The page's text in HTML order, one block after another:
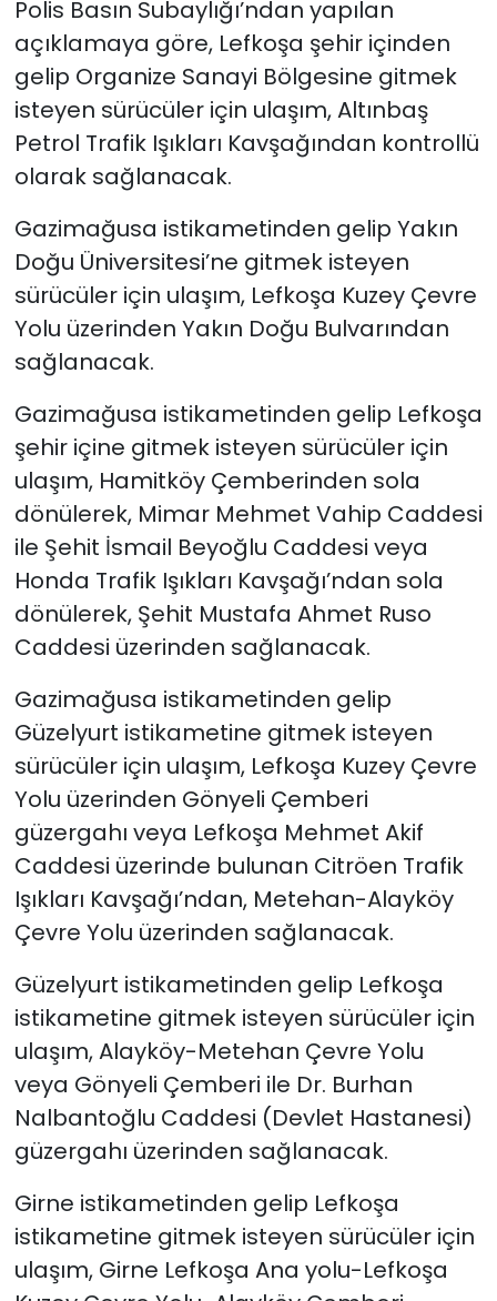
Polis Basın Subaylığı’ndan yapılan
açıklamaya göre, Lefkoşa şehir içinden
gelip Organize Sanayi Bölgesine gitmek
isteyen sürücüler için ulaşım, Altınbaş
Petrol Trafik Işıkları Kavşağından kontrollü
olarak sağlanacak.
Gazimağusa istikametinden gelip Yakın
Doğu Üniversitesi’ne gitmek isteyen
sürücüler için ulaşım, Lefkoşa Kuzey Çevre
Yolu üzerinden Yakın Doğu Bulvarından
sağlanacak.
Gazimağusa istikametinden gelip Lefkoşa
şehir içine gitmek isteyen sürücüler için
ulaşım, Hamitköy Çemberinden sola
dönülerek, Mimar Mehmet Vahip Caddesi
ile Şehit İsmail Beyoğlu Caddesi veya
Honda Trafik Işıkları Kavşağı’ndan sola
dönülerek, Şehit Mustafa Ahmet Ruso
Caddesi üzerinden sağlanacak.
Gazimağusa istikametinden gelip
Güzelyurt istikametine gitmek isteyen
sürücüler için ulaşım, Lefkoşa Kuzey Çevre
Yolu üzerinden Gönyeli Çemberi
güzergahı veya Lefkoşa Mehmet Akif
Caddesi üzerinde bulunan Citröen Trafik
Işıkları Kavşağı’ndan, Metehan-Alayköy
Çevre Yolu üzerinden sağlanacak.
Güzelyurt istikametinden gelip Lefkoşa
istikametine gitmek isteyen sürücüler için
ulaşım, Alayköy-Metehan Çevre Yolu
veya Gönyeli Çemberi ile Dr. Burhan
Nalbantoğlu Caddesi (Devlet Hastanesi)
güzergahı üzerinden sağlanacak.
Girne istikametinden gelip Lefkoşa
istikametine gitmek isteyen sürücüler için
ulaşım, Girne Lefkoşa Ana yolu-Lefkoşa